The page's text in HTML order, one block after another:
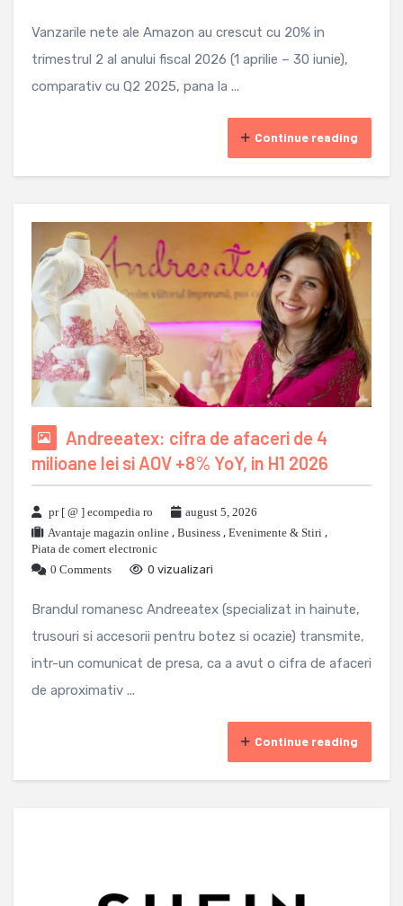
Vanzarile nete ale Amazon au crescut cu 20% in
trimestrul 2 al anului fiscal 2026 (1 aprilie – 30 iunie),
comparativ cu Q2 2025, pana la ...
Continue reading
Andreeatex: cifra de afaceri de 4
milioane lei si AOV +8% YoY, in H1 2026
pr [ @ ] ecompedia ro
august 5, 2026
Avantaje magazin online , Business , Evenimente & Stiri ,
Piata de comert electronic
0 Comments
0 vizualizari
Brandul romanesc Andreeatex (specializat in hainute,
trusouri si accesorii pentru botez si ocazie) transmite,
intr-un comunicat de presa, ca a avut o cifra de afaceri
de aproximativ ...
Continue reading